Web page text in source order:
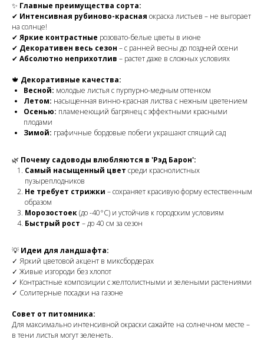
✨ Главные преимущества сорта:
✔ Интенсивная рубиново-красная окраска листьев – не выгорает
на солнце!
✔ Яркие контрастные розовато-белые цветы в июне
✔ Декоративен весь сезон – с ранней весны до поздней осени
✔ Абсолютно неприхотлив – растет даже в сложных условиях
🍁 Декоративные качества:
Весной: молодые листья с пурпурно-медным оттенком
Летом: насыщенная винно-красная листва с нежным цветением
Осенью: пламенеющий багрянец с эффектными красными
плодами
Зимой: графичные бордовые побеги украшают спящий сад
🌿 Почему садоводы влюбляются в 'Рэд Барон':
Самый насыщенный цвет среди краснолистных
пузыреплодников
Не требует стрижки – сохраняет красивую форму естественным
образом
Морозостоек(до -40°C) и устойчив к городским условиям
Быстрый рост – до 40 см за сезон
💡 Идеи для ландшафта:
✓ Яркий цветовой акцент в миксбордерах
✓ Живые изгороди без хлопот
✓ Контрастные композиции с желтолистными и зелеными растениями
✓ Солитерные посадки на газоне
Совет от питомника:
Для максимально интенсивной окраски сажайте на солнечном месте –
в тени листья могут зеленеть.